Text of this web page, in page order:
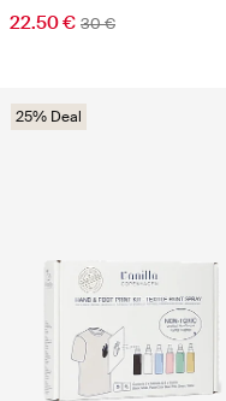
22.50 € 30 €
25% Deal